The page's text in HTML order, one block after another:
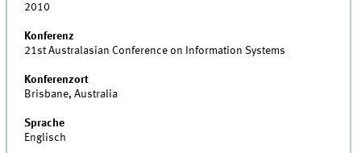
2010
Konferenz
21st Australasian Conference on Information Systems
Konferenzort
Brisbane, Australia
Sprache
Englisch